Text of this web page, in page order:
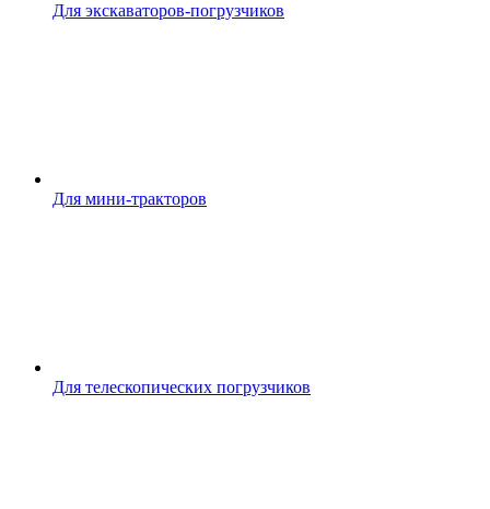
Для экскаваторов-погрузчиков
Для мини-тракторов
Для телескопических погрузчиков